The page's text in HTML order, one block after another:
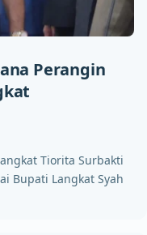
Perangin
Tiorita Surbakti
Bupati Langkat Syah